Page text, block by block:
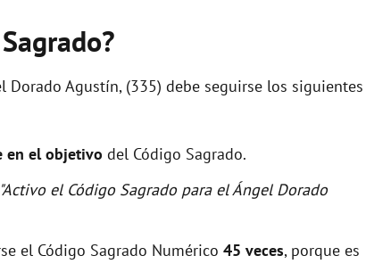
Dorado Agustín, (335) debe seguirse los siguientes
en el objetivo del Código Sagrado.
"Activo el Código Sagrado para el Ángel Dorado
el Código Sagrado Numérico 45 veces, porque es